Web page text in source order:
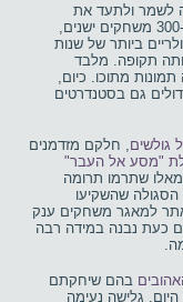
לשמר ולתעד את
משחקי המחשב של המילניום הקודם. הוא כלל כ-300 משחקים ישנים,
ביותר של שנות
תקופה. מלבד
מתוכו. כיום,
גם בסטנדרטים
גולשים, חלקם מזדמנים
"מסע אל העבר"
שתרמו תרומה
הסגולה שהשקיעו
למאגר משחקים ענק
כעת נבנה במידה רבה
בהם שיחקתם
היום. גלישה נעימה